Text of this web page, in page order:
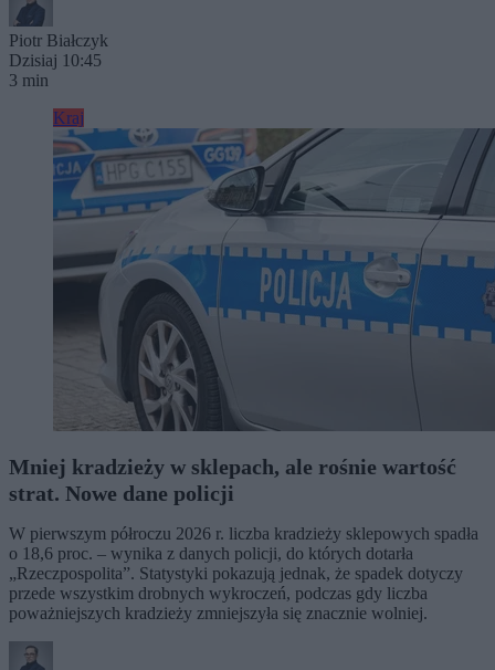
Piotr Białczyk
Dzisiaj 10:45
3 min
Kraj
Mniej kradzieży w sklepach, ale rośnie wartość
strat. Nowe dane policji
W pierwszym półroczu 2026 r. liczba kradzieży sklepowych spadła
o 18,6 proc. – wynika z danych policji, do których dotarła
„Rzeczpospolita”. Statystyki pokazują jednak, że spadek dotyczy
przede wszystkim drobnych wykroczeń, podczas gdy liczba
poważniejszych kradzieży zmniejszyła się znacznie wolniej.